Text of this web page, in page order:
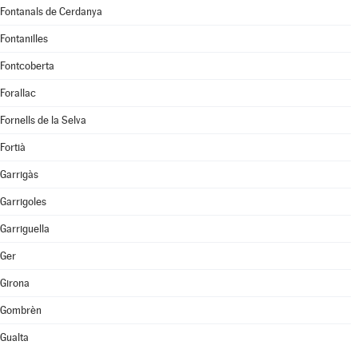
Fontanals de Cerdanya
Fontanilles
Fontcoberta
Forallac
Fornells de la Selva
Fortià
Garrigàs
Garrigoles
Garriguella
Ger
Girona
Gombrèn
Gualta